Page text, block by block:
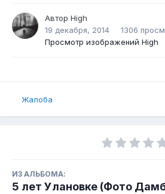
Автор High
19 декабря, 2014
1306
Просмотр изображений High
Жалоба
ИЗ АЛЬБОМА:
5 лет Улановке (Фото